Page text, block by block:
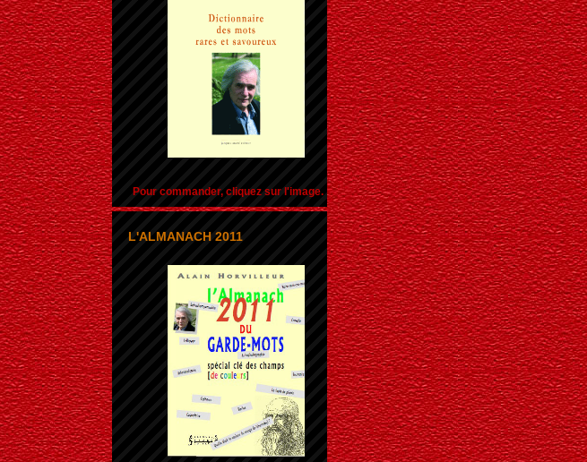
Pour commander, cliquez sur l'image.
L'ALMANACH 2011